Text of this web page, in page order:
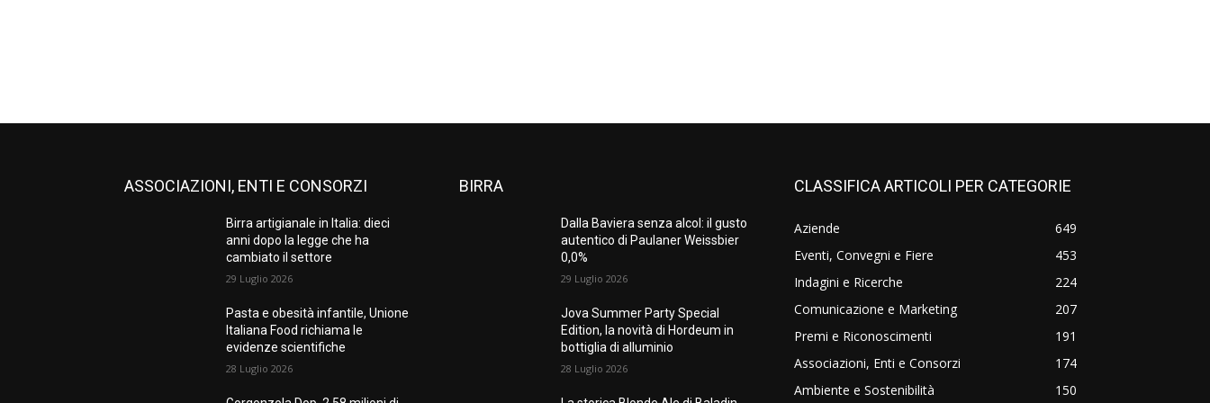
ASSOCIAZIONI, ENTI E CONSORZI
Birra artigianale in Italia: dieci
anni dopo la legge che ha
cambiato il settore
29 Luglio 2026
Pasta e obesità infantile, Unione
Italiana Food richiama le
evidenze scientifiche
28 Luglio 2026
BIRRA
Dalla Baviera senza alcol: il gusto
autentico di Paulaner Weissbier
0,0%
29 Luglio 2026
Jova Summer Party Special
Edition, la novità di Hordeum in
bottiglia di alluminio
28 Luglio 2026
CLASSIFICA ARTICOLI PER CATEGORIE
Aziende
649
Eventi, Convegni e Fiere
453
Indagini e Ricerche
224
Comunicazione e Marketing
207
Premi e Riconoscimenti
191
Associazioni, Enti e Consorzi
174
Ambiente e Sostenibilità
150